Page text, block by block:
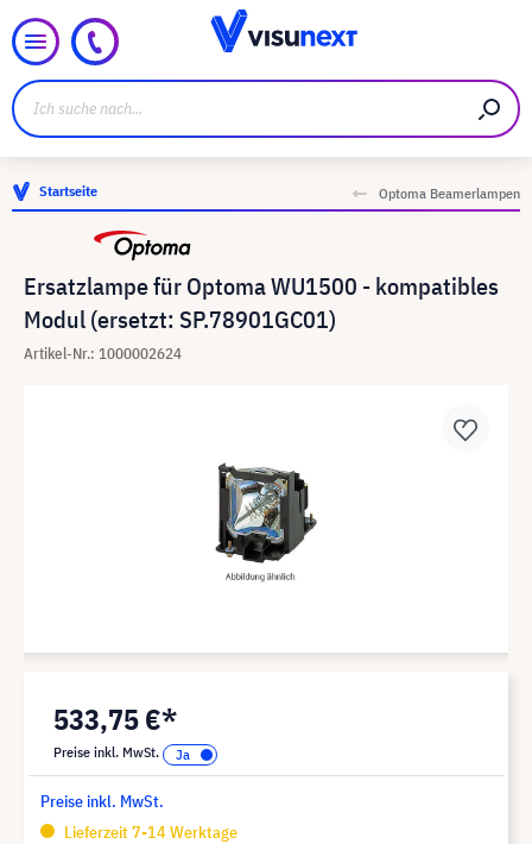
Startseite Optoma Beamerlampen
Ersatzlampe für Optoma WU1500 - kompatibles
Modul (ersetzt: SP.78901GC01)
Artikel-Nr.: 1000002624
533,75 €*
Preise inkl. MwSt.
Preise inkl. MwSt.
Lieferzeit 7-14 Werktage